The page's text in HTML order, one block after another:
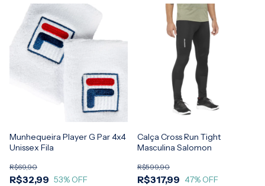
Munhequeira Player G Par 4x4
Unissex Fila
R$32,99
R$69,90
53% OFF
Calça Cross Run Tight
Masculina Salomon
R$317,99
R$599,90
47% OFF